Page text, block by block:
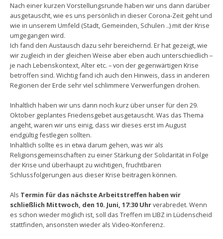
Nach einer kurzen Vorstellungsrunde haben wir uns dann darüber
ausgetauscht, wie es uns persönlich in dieser Corona-Zeit geht und
wie in unserem Umfeld (Stadt, Gemeinden, Schulen ..) mit der Krise
umgegangen wird.
Ich fand den Austausch dazu sehr bereichernd. Er hat gezeigt, wie
wir zugleich in der gleichen Weise aber eben auch unterschiedlich –
je nach Lebenskontext, Alter etc. – von der gegenwärtigen Krise
betroffen sind. Wichtig fand ich auch den Hinweis, dass in anderen
Regionen der Erde sehr viel schlimmere Verwerfungen drohen.
Inhaltlich haben wir uns dann noch kurz über unser für den 29.
Oktober geplantes Friedensgebet ausgetauscht. Was das Thema
angeht, waren wir uns einig, dass wir dieses erst im August
endgültig festlegen sollten.
Inhaltlich sollte es in etwa darum gehen, was wir als
Religionsgemeinschaften zu einer Stärkung der Solidarität in Folge
der Krise und überhaupt zu wichtigen, fruchtbaren
Schlussfolgerungen aus dieser Krise beitragen können.
Als Termin für das nächste Arbeitstreffen haben wir
schließlich Mittwoch, den 10. Juni, 17:30 Uhrverabredet. Wenn
es schon wieder möglich ist, soll das Treffen im LIBZ in Lüdenscheid
stattfinden, ansonsten wieder als Video-Konferenz.